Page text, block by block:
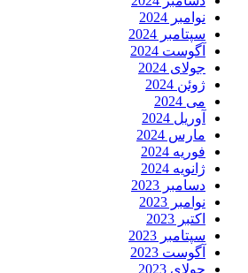
نوامبر 2024
سپتامبر 2024
آگوست 2024
جولای 2024
ژوئن 2024
می 2024
آوریل 2024
مارس 2024
فوریه 2024
ژانویه 2024
دسامبر 2023
نوامبر 2023
اکتبر 2023
سپتامبر 2023
آگوست 2023
جولای 2023